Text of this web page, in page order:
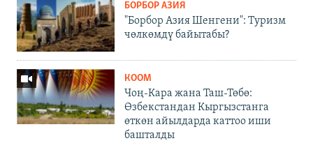
БОРБОР АЗИЯ
"Борбор Азия Шенгени": Туризм
чөлкөмдү байытабы?
КООМ
Чоң-Кара жана Таш-Төбө:
Өзбекстандан Кыргызстанга
өткөн айылдарда каттоо иши
башталды